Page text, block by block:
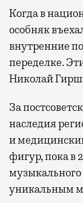
Когда в
особняк
внутренние
переделке.
Николай
За
наследия
и
фигур, пока в
музыкального
уникальным